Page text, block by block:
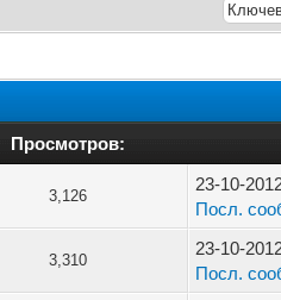
Просмотров:
3,126
23-10-
Посл.
3,310
23-10-
Посл.